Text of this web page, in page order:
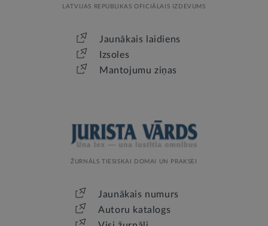
LATVIJAS REPUBLIKAS OFICIĀLAIS IZDEVUMS
Jaunākais laidiens
Izsoles
Mantojumu ziņas
ŽURNĀLS TIESISKAI DOMAI UN PRAKSEI
Jaunākais numurs
Autoru katalogs